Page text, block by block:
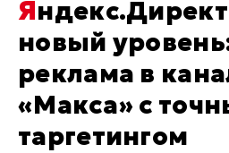
Отдельный вход
Пн-пт. с 9:30 до
info@lred.ru
Все
Яндекс.Директ вышел на
новый
реклама в
«Макса» с
таргетингом